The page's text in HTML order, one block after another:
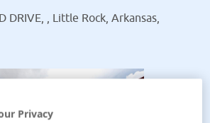
DRIVE, , Little Rock, Arkansas,
Privacy